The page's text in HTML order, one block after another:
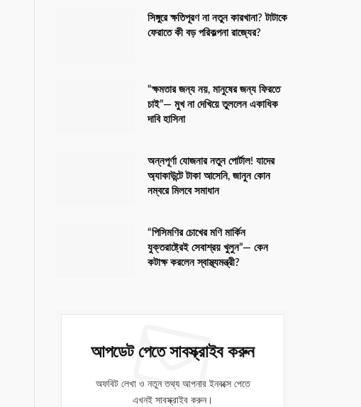
সিঙ্গুরে ক্ষতিপূরণ না নতুন কারখানা? টাটাকে
ফেরাতে কী বড় পরিকল্পনা রাজ্যের?
“ক্ষমতার জন্য নয়, মানুষের জন্য ফিরতে
চাই”— মুখ না দেখিয়ে তুললেন একাধিক
দাবি হাসিনা
অন্নপূর্ণা যোজনার নতুন পোর্টাল! যাদের
অ্যাকাউন্টে টাকা আসেনি, জানুন কোন
নম্বরে মিলবে সমাধান
“পিসিমণির চোখের মণি মার্কিন
যুক্তরাষ্ট্রেই সেবাশ্রয় খুলুন”— কেন
কটাক্ষ করলেন স্বাস্থ্যমন্ত্রী?
আপডেট পেতে সাবস্ক্রাইব করুন
অফবিট লেখা ও নতুন তথ্য আপনার ইনবক্সে পেতে
এখনই সাবস্ক্রাইব করুন।